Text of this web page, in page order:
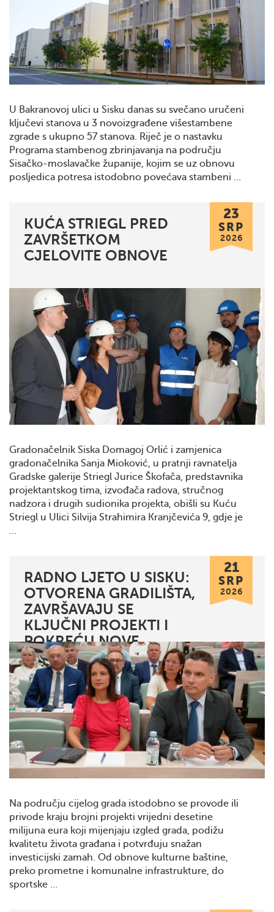
U Bakranovoj ulici u Sisku danas su svečano uručeni
ključevi stanova u 3 novoizgrađene višestambene
zgrade s ukupno 57 stanova. Riječ je o nastavku
Programa stambenog zbrinjavanja na području
Sisačko-moslavačke županije, kojim se uz obnovu
posljedica potresa istodobno povećava stambeni …
KUĆA STRIEGL PRED
ZAVRŠETKOM
CJELOVITE OBNOVE
23
SRP
2026
Gradonačelnik Siska Domagoj Orlić i zamjenica
gradonačelnika Sanja Mioković, u pratnji ravnatelja
Gradske galerije Striegl Jurice Škofača, predstavnika
projektantskog tima, izvođača radova, stručnog
nadzora i drugih sudionika projekta, obišli su Kuću
Striegl u Ulici Silvija Strahimira Kranjčevića 9, gdje je
…
RADNO LJETO U SISKU:
OTVORENA GRADILIŠTA,
ZAVRŠAVAJU SE
KLJUČNI PROJEKTI I
POKREĆU NOVE
INVESTICIJE
21
SRP
2026
Na području cijelog grada istodobno se provode ili
privode kraju brojni projekti vrijedni desetine
milijuna eura koji mijenjaju izgled grada, podižu
kvalitetu života građana i potvrđuju snažan
investicijski zamah. Od obnove kulturne baštine,
preko prometne i komunalne infrastrukture, do
sportske …